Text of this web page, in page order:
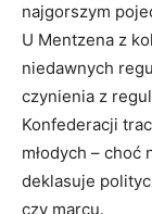
najgorszym
U Mentzena z
niedawnych
czynienia z
Konfederacji
młodych –
deklasuje
czy marcu.